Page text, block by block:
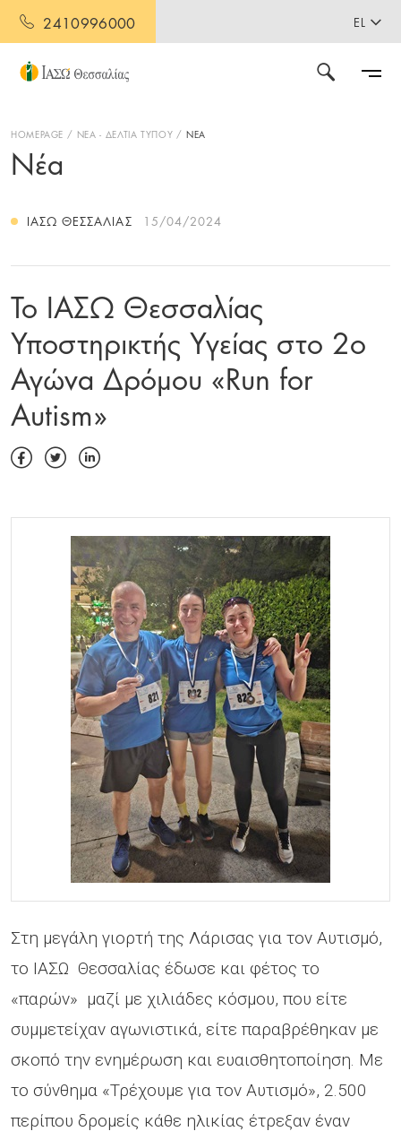
2410996000 EL
HOMEPAGE ΝΕΑ - ΔΕΛΤΙΑ ΤΥΠΟΥ ΝΕΑ
Νέα
ΙΑΣΩ ΘΕΣΣΑΛΊΑΣ 15/04/2024
Το ΙΑΣΩ Θεσσαλίας
Υποστηρικτής Υγείας στο 2ο
Αγώνα Δρόμου «Run for
Autism»
Στη μεγάλη γιορτή της Λάρισας για τον Αυτισμό,
το ΙΑΣΩ Θεσσαλίας έδωσε και φέτος το
«παρών» μαζί με χιλιάδες κόσμου, που είτε
συμμετείχαν αγωνιστικά, είτε παραβρέθηκαν με
σκοπό την ενημέρωση και ευαισθητοποίηση. Με
το σύνθημα «Τρέχουμε για τον Αυτισμό», 2.500
περίπου δρομείς κάθε ηλικίας έτρεξαν έναν